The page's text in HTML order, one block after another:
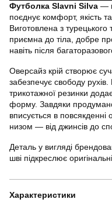
Футболка Slavni Silva —
поєднує комфорт, якість
Виготовлена з
приємна до тіла, добре
навіть після
Оверсайз крій створює
забезпечує свободу рухів.
трикотажної резинки
форму. Завдяки
вписується в
низом — від джинсів до
Деталь у вигляді
шві підкреслює
Характеристики